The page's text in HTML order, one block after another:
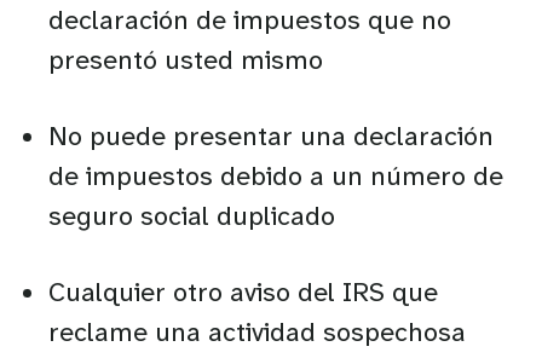
declaración de impuestos que no
presentó usted mismo
No puede presentar una declaración
de impuestos debido a un número de
seguro social duplicado
Cualquier otro aviso del IRS que
reclame una actividad sospechosa